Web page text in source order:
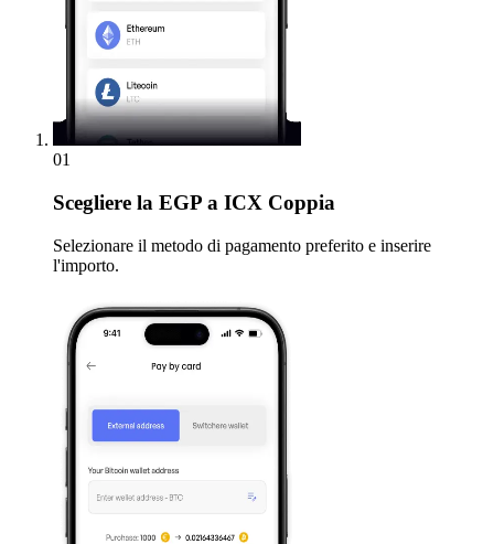
01
Scegliere la EGP a ICX Coppia
Selezionare il metodo di pagamento preferito e inserire
l'importo.